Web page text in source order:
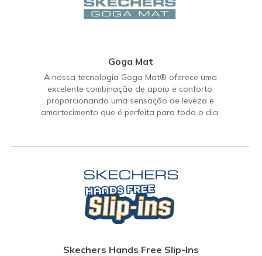
Goga Mat
A nossa tecnologia Goga Mat® oferece uma
excelente combinação de apoio e conforto,
proporcionando uma sensação de leveza e
amortecimento que é perfeita para todo o dia.
Skechers Hands Free Slip-Ins